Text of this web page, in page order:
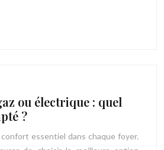
ou électrique : quel
?
confort essentiel dans chaque foyer.